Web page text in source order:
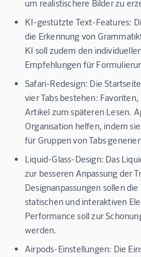
um realistischere Bilder zu
KI-gestützte Text-Features:
die Erkennung von
KI soll zudem den
Empfehlungen für
Safari-Redesign: Die
vier Tabs bestehen:
Artikel zum späteren Lesen.
Organisation helfen, indem
für Gruppen von Tabs
Liquid-Glass-Design: Das
zur besseren Anpassung der
Designanpassungen sollen
statischen und interaktiven
Performance soll zur
werden.
Airpods-Einstellungen: Die